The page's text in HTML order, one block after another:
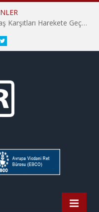
Hiroşima’nın 81. Yılında İtalyan Savaş Karşıtları Harekete Geçti: “Hatırlamak yeterli değil”
Twitter